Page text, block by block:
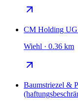
CM Holding UG
Wiehl · 0.36 km
Baumstriezel &